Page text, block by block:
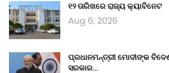
୧୨ ତାରିଖରେ ରାଜ୍ୟ କ୍ୟାବିନେଟ
Aug 6, 2026
ପ୍ରଧାନମନ୍ତ୍ରୀ ମୋଦୀଙ୍କ
ସରକାର…